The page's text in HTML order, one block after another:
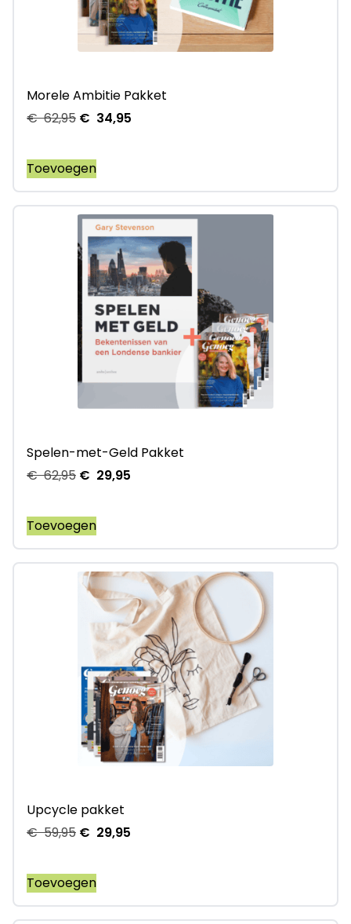
Morele Ambitie Pakket
€62,95 € 34,95
Toevoegen
Spelen-met-Geld Pakket
€62,95 € 29,95
Toevoegen
Upcycle pakket
€59,95 € 29,95
Toevoegen